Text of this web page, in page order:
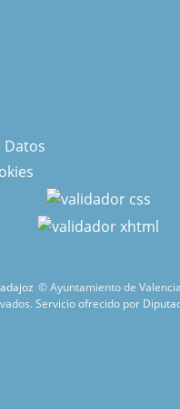
Datos
© Ayuntamiento de
Servicio ofrecido por